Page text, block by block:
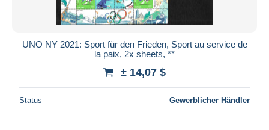
UNO NY 2021: Sport für den Frieden, Sport au service de
la paix, 2x sheets, **
± 14,07 $
Status Gewerblicher Händler